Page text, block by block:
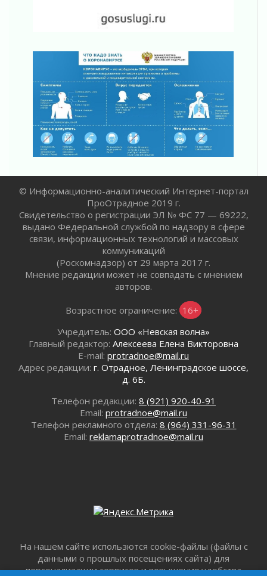
Ленинградской области о неоплаченных
Пропавшего подростка нашли в Кировском
районе Ленобласти
02 августа 2026
Жителям Ленобласти напомнили, как
действовать при укусе клеща
02 августа 2026
02 августа 2026
Готовность №1
02 августа 2026
Километровые столбы «Дороги жизни»
отправили на реставрацию
02 августа 2026
Ленобласть внедрила передовую подготовку
02 августа 2026
В Ивангороде появилась «Избушка-
воробушка»
02 августа 2026
Юхла, мука, кантеле и Водяной
01 августа 2026
01 августа 2026
В Ленобласти открылась экспозиция к 150-
летию Билибина
Безмолвный крик о помощи
В музей всей семьёй
01 августа 2026
© Информационно-аналитический Интернет-портал
ПроОтрадное 2019 г.
Свидетельство о регистрации ЭЛ № ФС 77 — 69222,
выдано Федеральной службой по надзору в сфере
связи, информационных технологий и массовых
коммуникаций
(Роскомнадзор) от 29 марта 2017 г.
Мнение редакции может не совпадать с мнением
авторов.
Возрастное ограничение: 16+
Учредитель: ООО «Невская волна»
Главный редактор: Алексеева Елена Викторовна
E-mail: protradnoe@mail.ru
Адрес редакции: г. Отрадное, Ленинградское шоссе,
д. 6Б.
Телефон редакции: 8 (921) 920-40-91
Email: protradnoe@mail.ru
Телефон рекламного отдела: 8 (964) 331-96-31
Email: reklamaprotradnoe@mail.ru
На нашем сайте использются cookie-файлы (файлы с
данными о прошлых посещениях сайта) для
персонализации сервисов и повышения удобства